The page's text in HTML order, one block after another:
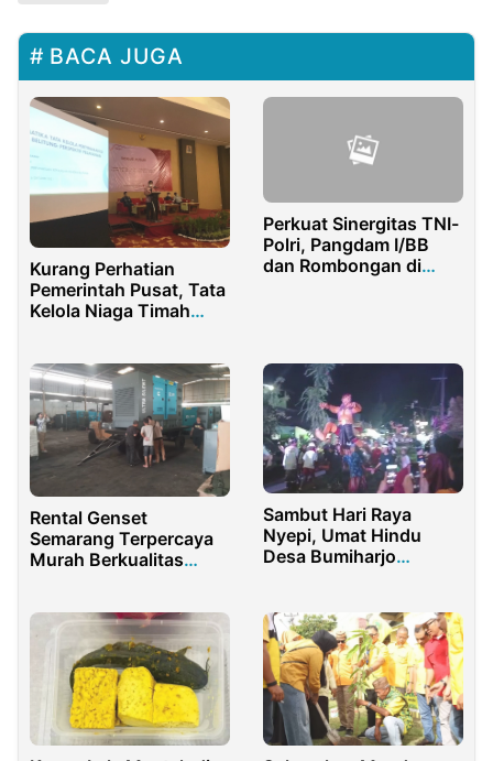
BACA JUGA
Kurang Perhatian
Pemerintah Pusat, Tata
Kelola Niaga Timah
Perkuat Sinergitas TNI-
Polri, Pangdam I/BB
dan Rombongan di
Rental Genset
Semarang Terpercaya
Murah Berkualitas
Sambut Hari Raya
Nyepi, Umat Hindu
Desa Bumiharjo